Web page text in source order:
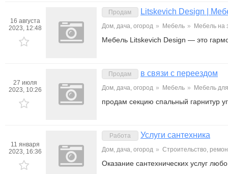
16 августа
2023, 12:48
Продам Litskevich Design |
Дом, дача, огород » Мебель » Мебель на
Мебель Litskevich Design — это
27 июля
2023, 10:26
Продам в связи с переездом
Дом, дача, огород » Мебель » Мебель
продам секцию спальный гарнитур
11 января
2023, 16:36
Работа Услуги сантехника
Дом, дача, огород » Строительство,
Оказание сантехнических услуг